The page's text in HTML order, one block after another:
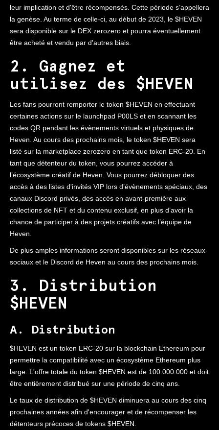
leur implication et d'être récompensés. Cette période s’appellera
la genèse. Au terme de celle-ci, au début de 2023, le $HEVEN
sera disponible sur le DEX zerozero et pourra éventuellement
être acheté et vendu par d'autres biais.
2. Gagnez et
utilisez des $HEVEN
Les fans pourront remporter le token $HEVEN en effectuant
certaines actions sur le launchpad P00LS et en scannant les
codes QR pendant les évènements virtuels et physiques de
Heven. Au cours des prochains mois, le token $HEVEN sera
listé sur la marketplace zerozero en tant que token ERC-20. En
tant que détenteur du token, vous pourrez accéder à
l’écosystème créatif de Heven. Vous pourrez débloquer des
accès à des listes d'invités VIP lors d’évènements spéciaux, des
canaux Discord privés, des accès en avant-première aux
collections de NFT et du contenu exclusif, en plus d’avoir la
chance de participer à des projets créatifs avec l’équipe de
Heven.
De plus amples informations seront disponibles sur les réseaux
sociaux et le Discord de Heven au cours des prochains mois.
3. Distribution
$HEVEN
A. Distribution
$HEVEN est un token ERC-20 sur la blockchain Ethereum pour
permettre la compatibilité avec un écosystème Ethereum plus
large. L'offre totale du token $HEVEN est de 100.000.000 et doit
être entièrement distribué sur une période de cinq ans.
Le taux de distribution de $HEVEN diminuera au cours des cinq
prochaines années afin d'encourager et de récompenser les
détenteurs précoces de tokens $HEVEN.